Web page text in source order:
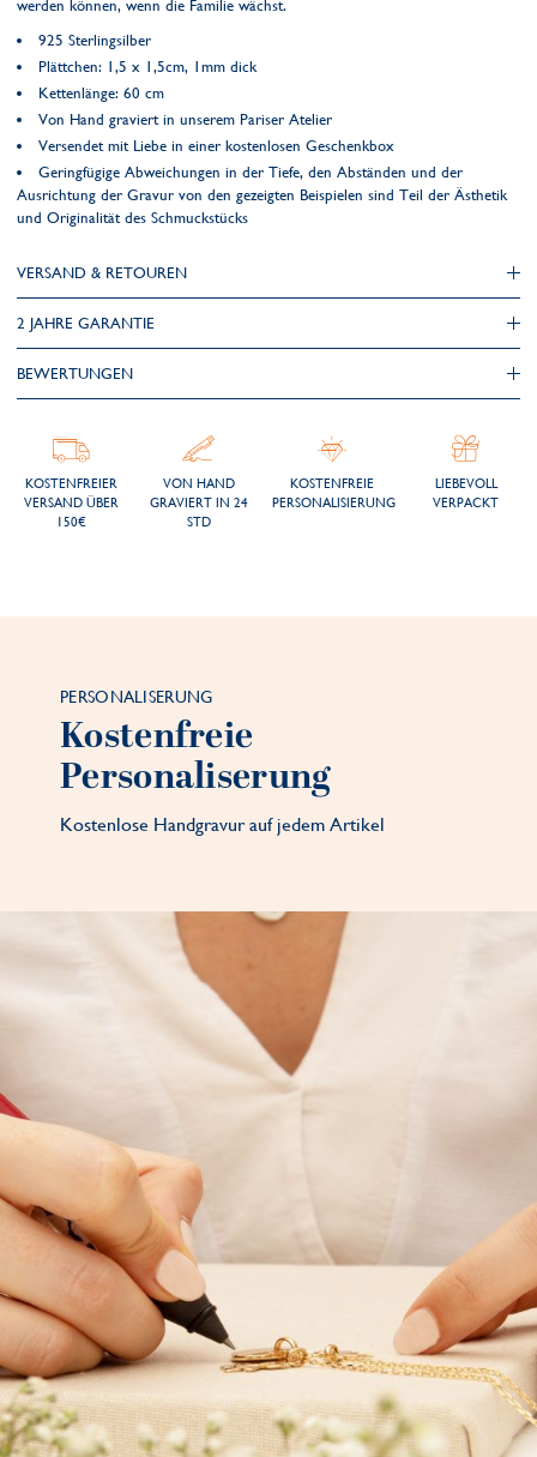
werden können, wenn die Familie wächst.
925 Sterlingsilber
Plättchen: 1,5 x 1,5cm, 1mm dick
Kettenlänge: 60 cm
Von Hand graviert in unserem Pariser Atelier
Versendet mit Liebe in einer kostenlosen Geschenkbox
Geringfügige Abweichungen in der Tiefe, den Abständen und der
Ausrichtung der Gravur von den gezeigten Beispielen sind Teil der Ästhetik
und Originalität des Schmuckstücks
VERSAND & RETOUREN
2 JAHRE GARANTIE
BEWERTUNGEN
KOSTENFREIER
VERSAND ÜBER
150€
VON HAND
GRAVIERT IN 24
STD
KOSTENFREIE
PERSONALISIERUNG
LIEBEVOLL
VERPACKT
PERSONALISERUNG
Kostenfreie
Personaliserung
Kostenlose Handgravur auf jedem Artikel